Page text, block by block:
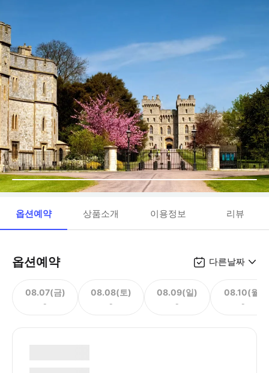
옵션예약 상품소개 이용정보 리뷰
옵션예약 다른날짜
08.07(금)
-
08.08(토)
-
08.09(일)
-
08.10(월)
-